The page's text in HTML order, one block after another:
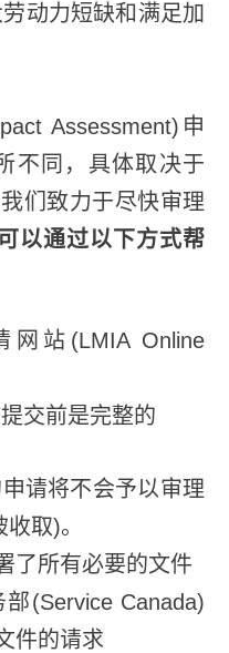
动力短缺和满足加
Assessment)申
不同，具体取决于
们致力于尽快审理
以通过以下方式帮
站(LMIA Online
交前是完整的
将不会予以审理
取)。
了所有必要的文件
(Service Canada)
件的请求